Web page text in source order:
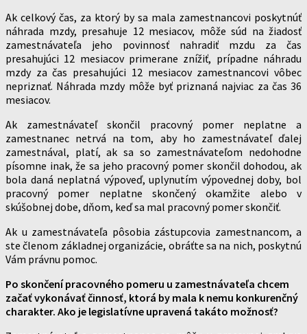
Ak celkový čas, za ktorý by sa mala zamestnancovi poskytnúť
náhrada mzdy, presahuje 12 mesiacov, môže súd na žiadosť
zamestnávateľa jeho povinnosť nahradiť mzdu za čas
presahujúci 12 mesiacov primerane znížiť, prípadne náhradu
mzdy za čas presahujúci 12 mesiacov zamestnancovi vôbec
nepriznať. Náhrada mzdy môže byť priznaná najviac za čas 36
mesiacov.
Ak zamestnávateľ skončil pracovný pomer neplatne a
zamestnanec netrvá na tom, aby ho zamestnávateľ ďalej
zamestnával, platí, ak sa so zamestnávateľom nedohodne
písomne inak, že sa jeho pracovný pomer skončil dohodou, ak
bola daná neplatná výpoveď, uplynutím výpovednej doby, bol
pracovný pomer neplatne skončený okamžite alebo v
skúšobnej dobe, dňom, keď sa mal pracovný pomer skončiť.
Ak u zamestnávateľa pôsobia zástupcovia zamestnancom, a
ste členom základnej organizácie, obráťte sa na nich, poskytnú
Vám právnu pomoc.
Po skončení pracovného pomeru u zamestnávateľa chcem
začať vykonávať činnosť, ktorá by mala k nemu konkurenčný
charakter. Ako je legislatívne upravená takáto možnosť?